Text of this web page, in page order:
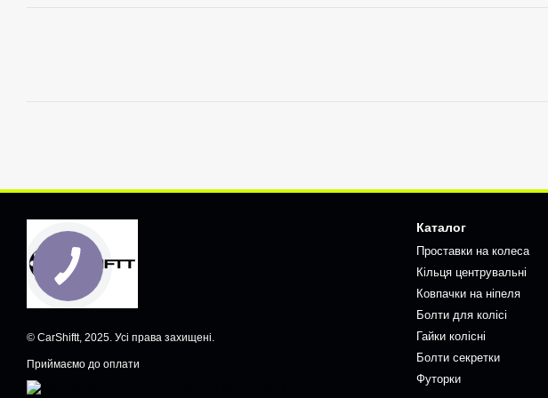
© CarShiftt, 2025. Усі права захищені.
Приймаємо до оплати
Каталог
Проставки на колеса
Кільця центрувальні
Ковпачки на ніпеля
Болти для колісі
Гайки колісні
Болти секретки
Футорки